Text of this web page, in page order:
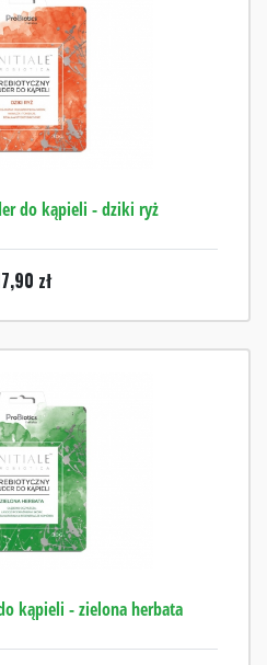
do kąpieli - dziki ryż
zł
kąpieli - zielona herbata